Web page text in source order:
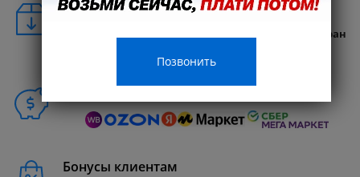
Удобная доставка
Бесплатная доставка в любую точку России и стран
Бонусы клиентам
Позвонить